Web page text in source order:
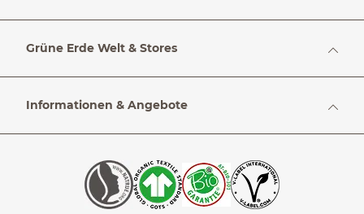
Grüne Erde Welt & Stores
Informationen & Angebote